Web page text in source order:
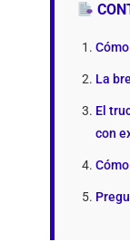
La
El
con